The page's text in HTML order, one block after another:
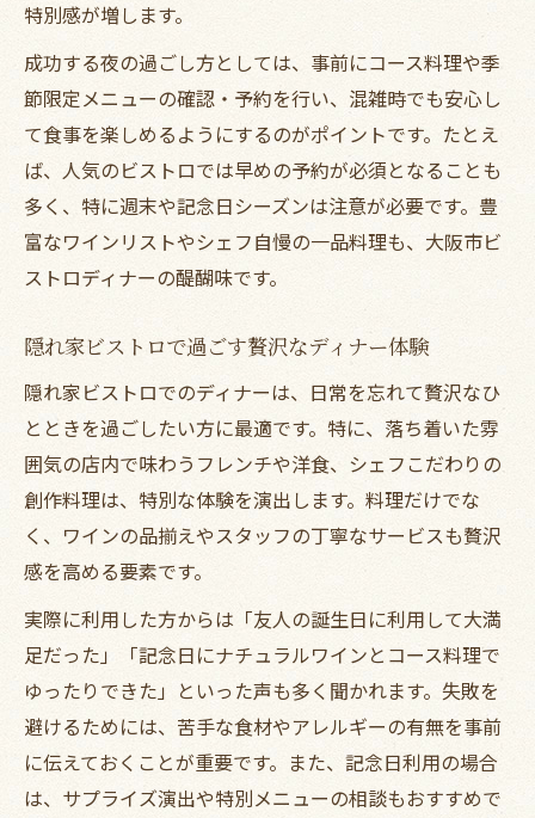
特別感が増します。
成功する夜の過ごし方としては、事前にコース料理や季
節限定メニューの確認・予約を行い、混雑時でも安心し
て食事を楽しめるようにするのがポイントです。たとえ
ば、人気のビストロでは早めの予約が必須となることも
多く、特に週末や記念日シーズンは注意が必要です。豊
富なワインリストやシェフ自慢の一品料理も、大阪市ビ
ストロディナーの醍醐味です。
隠れ家ビストロで過ごす贅沢なディナー体験
隠れ家ビストロでのディナーは、日常を忘れて贅沢なひ
とときを過ごしたい方に最適です。特に、落ち着いた雰
囲気の店内で味わうフレンチや洋食、シェフこだわりの
創作料理は、特別な体験を演出します。料理だけでな
く、ワインの品揃えやスタッフの丁寧なサービスも贅沢
感を高める要素です。
実際に利用した方からは「友人の誕生日に利用して大満
足だった」「記念日にナチュラルワインとコース料理で
ゆったりできた」といった声も多く聞かれます。失敗を
避けるためには、苦手な食材やアレルギーの有無を事前
に伝えておくことが重要です。また、記念日利用の場合
は、サプライズ演出や特別メニューの相談もおすすめで